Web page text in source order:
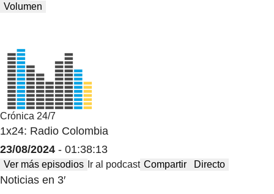
Volumen
Crónica 24/7
1x24: Radio Colombia
23/08/2024 - 01:38:13
Ver más episodios Ir al podcast Compartir Directo
Noticias en 3′